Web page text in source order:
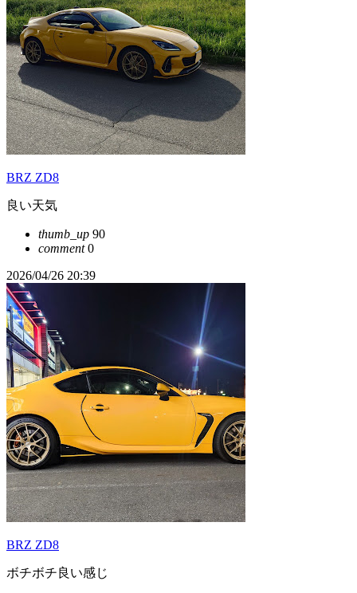
BRZ ZD8
良い天気
thumb_up 90
comment0
2026/04/26 20:39
BRZ ZD8
ボチボチ良い感じ